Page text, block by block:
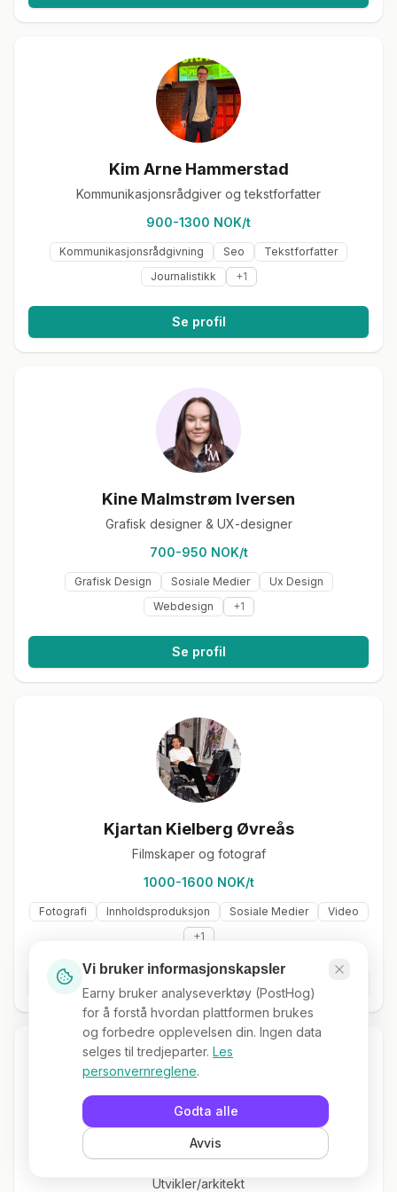
Kim Arne Hammerstad
Kommunikasjonsrådgiver og tekstforfatter
900-1300 NOK/t
Kommunikasjonsrådgivning Seo
Tekstforfatter
Journalistikk
+1
Se profil
Kine Malmstrøm Iversen
Grafisk designer & UX-designer
700-950 NOK/t
Grafisk Design Sosiale Medier
Ux Design
Webdesign
+1
Se profil
Kjartan Kielberg Øvreås
Filmskaper og fotograf
1000-1600 NOK/t
Fotografi Innholdsproduksjon Sosiale Medier
Video
+1
Se profil
Kjartan Rekdal Müller
Utvikler/arkitekt
Vi bruker informasjonskapsler
Earny bruker analyseverktøy (PostHog)
for å forstå hvordan plattformen brukes
og forbedre opplevelsen din. Ingen data
selges til tredjeparter. Les
personvernreglene.
Godta alle
Avvis